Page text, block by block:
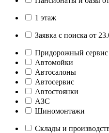
1 этаж
Заявка с поиска от
Придорожный сервис
Автомойки
Автосалоны
Автосервис
Автостоянки
АЗС
Шиномонтажи
Склады и